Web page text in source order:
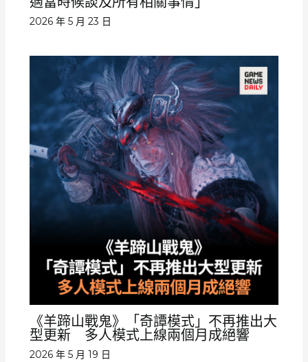
2026 年 5 月 23 日
《羊蹄山戰鬼》「奇譚模式」不再推出大
型更新 多人模式上線兩個月成絕響
2026 年 5 月 19 日